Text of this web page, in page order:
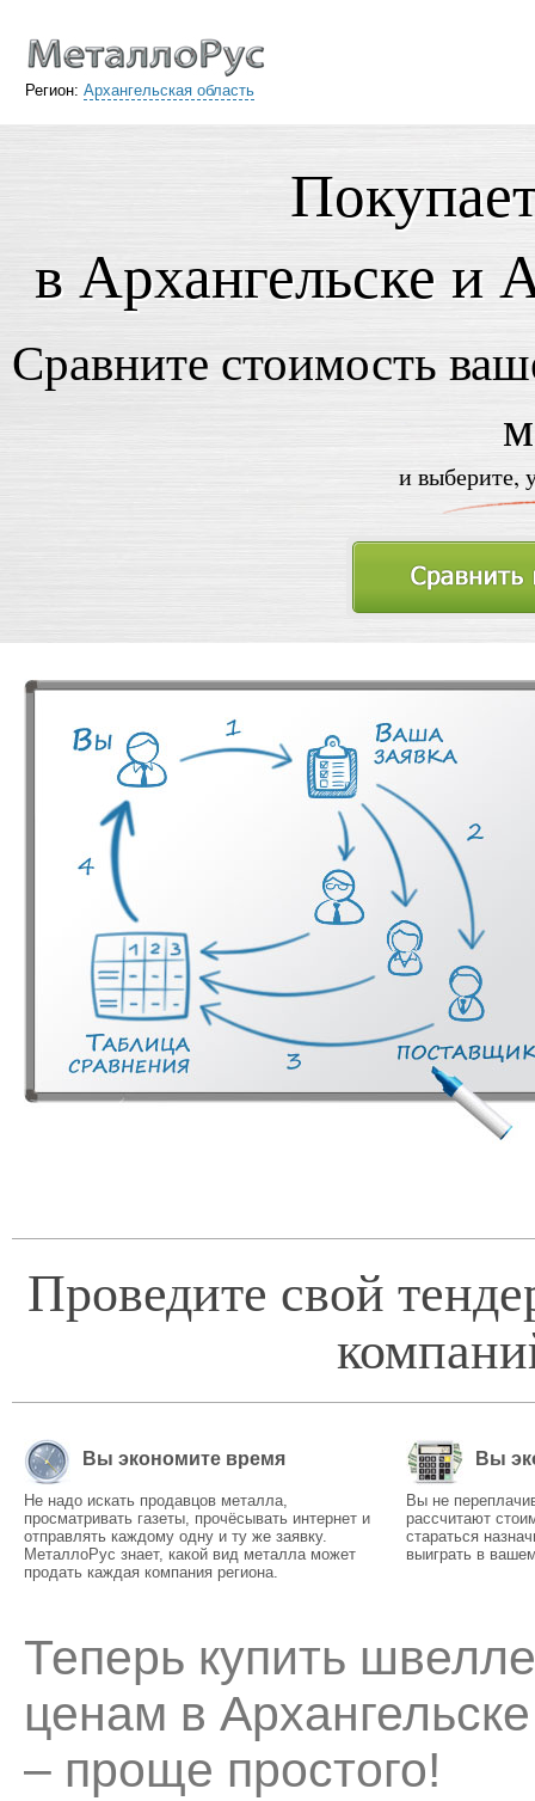
Регион: Архангельская область
в Архангельске и
Сравните стоимость
и выберите,
Проведите свой
Вы экономите время
Не надо искать продавцов металла,
просматривать газеты, прочёсывать интернет и
отправлять каждому одну и ту же заявку.
МеталлоРус знает, какой вид металла может
продать каждая компания региона.
Вы
Вы не
рассчитают
стараться
выиграть в
Теперь купить
ценам в
– проще простого!